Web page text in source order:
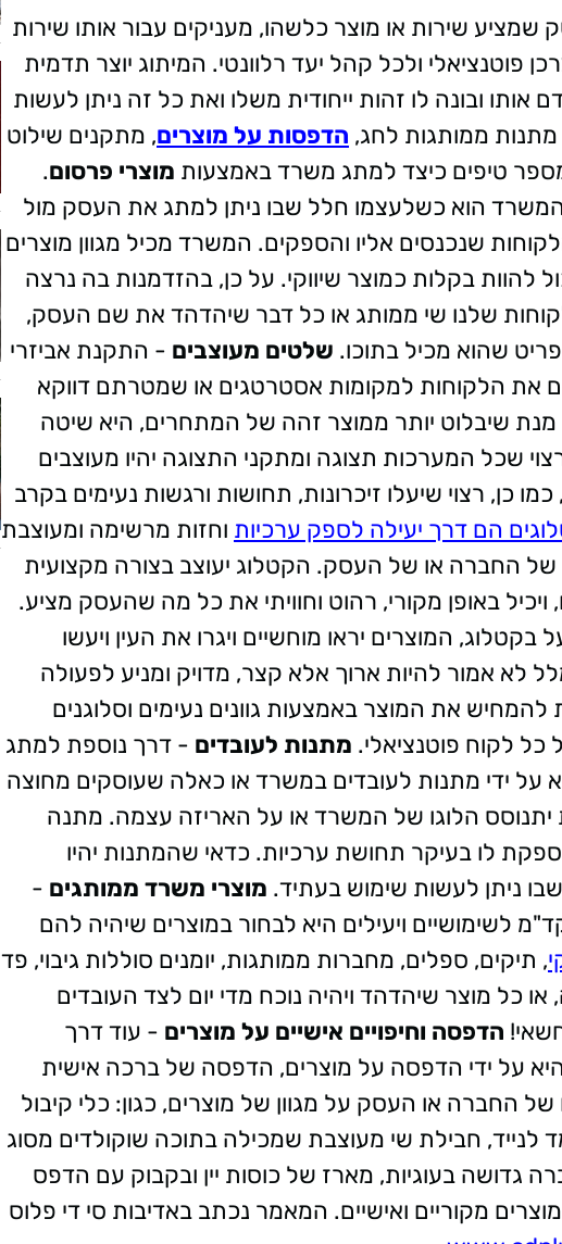
שירות או מוצר כלשהו, מעניקים עבור אותו שירות
פוטנציאלי ולכל קהל יעד רלוונטי. המיתוג יוצר תדמית
ובונה לו זהות ייחודית משלו ואת כל זה ניתן לעשות
מתנות ממותגות לחג, הדפסות על מוצרים, מתקנים שילוט
טיפים כיצד למתג משרד באמצעות מוצרי פרסום.
המשרד הוא כשלעצמו חלל שבו ניתן למתג את העסק מול
שנכנסים אליו והספקים. המשרד מכיל מגוון מוצרים
להוות בקלות כמוצר שיווקי. על כן, בהזדמנות בה נרצה
שלנו שי ממותג או כל דבר שיהדהד את שם העסק,
שהוא מכיל בתוכו. שלטים מעוצבים - התקנת אביזרי
את הלקוחות למקומות אסטרטגים או שמטרתם דווקא
שיבלוט יותר ממוצר זהה של המתחרים, היא שיטה
שכל המערכות תצוגה ומתקני התצוגה יהיו מעוצבים
כן, רצוי שיעלו זיכרונות, תחושות ורגשות נעימים בקרב
הם דרך יעילה לספק ערכיות וחזות מרשימה ומעוצבת
של החברה או של העסק. הקטלוג יעוצב בצורה מקצועית
ויכיל באופן מקורי, רהוט וחוויתי את כל מה שהעסק מציע.
המוצרים יראו מוחשיים ויגרו את העין ויעשו
לא אמור להיות ארוך אלא קצר, מדויק ומניע לפעולה
את המוצר באמצעות גוונים נעימים וסלוגנים
כל לקוח פוטנציאלי. מתנות לעובדים - דרך נוספת למתג
ידי מתנות לעובדים במשרד או כאלה שעוסקים מחוצה
הלוגו של המשרד או על האריזה עצמה. מתנה
לו בעיקר תחושת ערכיות. כדאי שהמתנות יהיו
ניתן לעשות שימוש בעתיד. מוצרי משרד ממותגים -
לשימושיים ויעילים היא לבחור במוצרים שיהיה להם
, תיקים, ספלים, מחברות ממותגות, יומנים סוללות גיבוי, פד
כל מוצר שיהדהד ויהיה נוכח מדי יום לצד העובדים
הדפסה וחיפויים אישיים על מוצרים - עוד דרך
על ידי הדפסה על מוצרים, הדפסה של ברכה אישית
החברה או העסק על מגוון של מוצרים, כגון: כלי קיבול
לנייד, חבילת שי מעוצבת שמכילה בתוכה שוקולדים מסוג
גדושה בעוגיות, מארז של כוסות יין ובקבוק עם הדפס
מקוריים ואישיים. המאמר נכתב באדיבות סי די פלוס